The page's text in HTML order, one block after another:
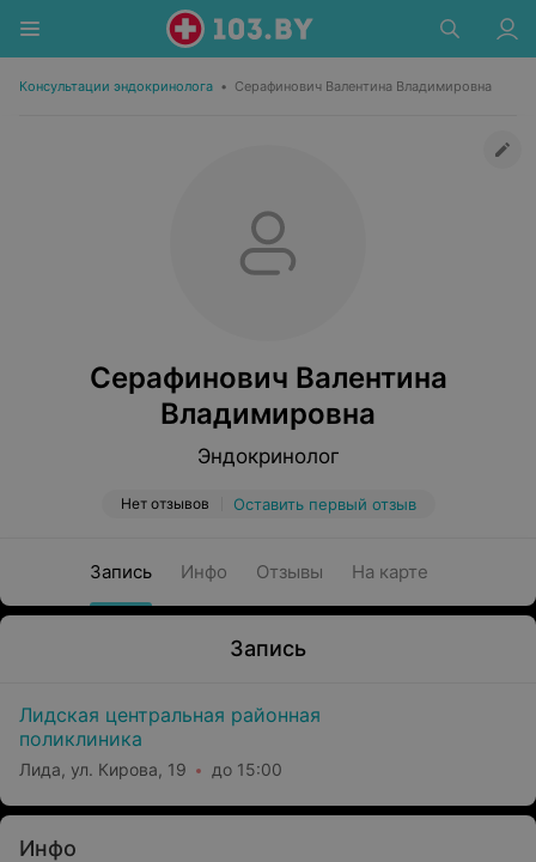
Консультации эндокринолога • Серафинович Валентина Владимировна
Серафинович Валентина
Владимировна
Эндокринолог
Нет отзывов Оставить первый отзыв
Запись Инфо Отзывы На карте
Запись
Лидская центральная районная
поликлиника
Лида, ул. Кирова, 19 до 15:00
Инфо